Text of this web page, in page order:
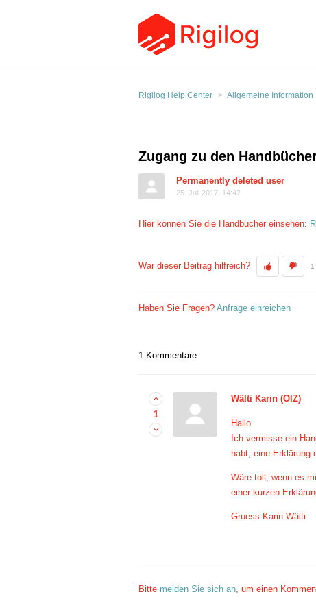
Rigilog Help Center Allgemeine Information
Zugang zu den
Permanently deleted user
25. Juli 2017, 14:42
Hier können Sie die Handbücher einsehen:
War dieser Beitrag hilfreich?
Haben Sie Fragen? Anfrage einreichen
1 Kommentare
1
Wälti Karin (OIZ)
Hallo
Ich vermisse ein
habt, eine Erklärung
Wäre toll, wenn es
einer kurzen
Gruess Karin Wälti
Bitte melden Sie sich an, um einen